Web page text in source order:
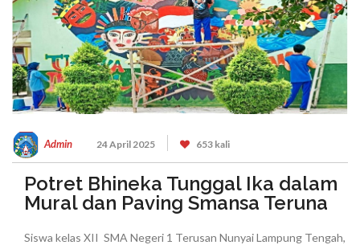
Admin 24 April 2025 653 kali
Potret Bhineka Tunggal Ika dalam
Mural dan Paving Smansa Teruna
Siswa kelas XII SMA Negeri 1 Terusan Nunyai Lampung Tengah,